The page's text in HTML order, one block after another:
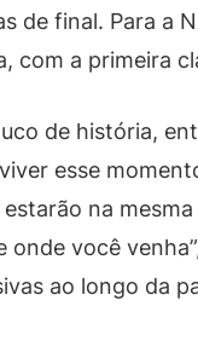
de final. Para a
com a primeira
de história,
esse
na
onde você
ao longo da